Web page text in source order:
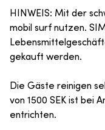
HINWEIS: Mit der
mobil surf nutzen.
gekauft werden.
Die Gäste reinigen
von 1500 SEK ist bei
entrichten.